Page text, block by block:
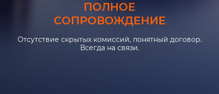
ПОЛНОЕ
СОПРОВОЖДЕНИЕ
Отсутствие скрытых комиссий, понятный договор.
Всегда на связи.